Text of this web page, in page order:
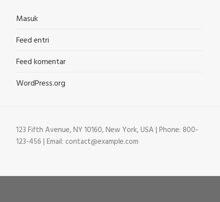
Masuk
Feed entri
Feed komentar
WordPress.org
123 Fifth Avenue, NY 10160, New York, USA | Phone: 800-
123-456 | Email: contact@example.com